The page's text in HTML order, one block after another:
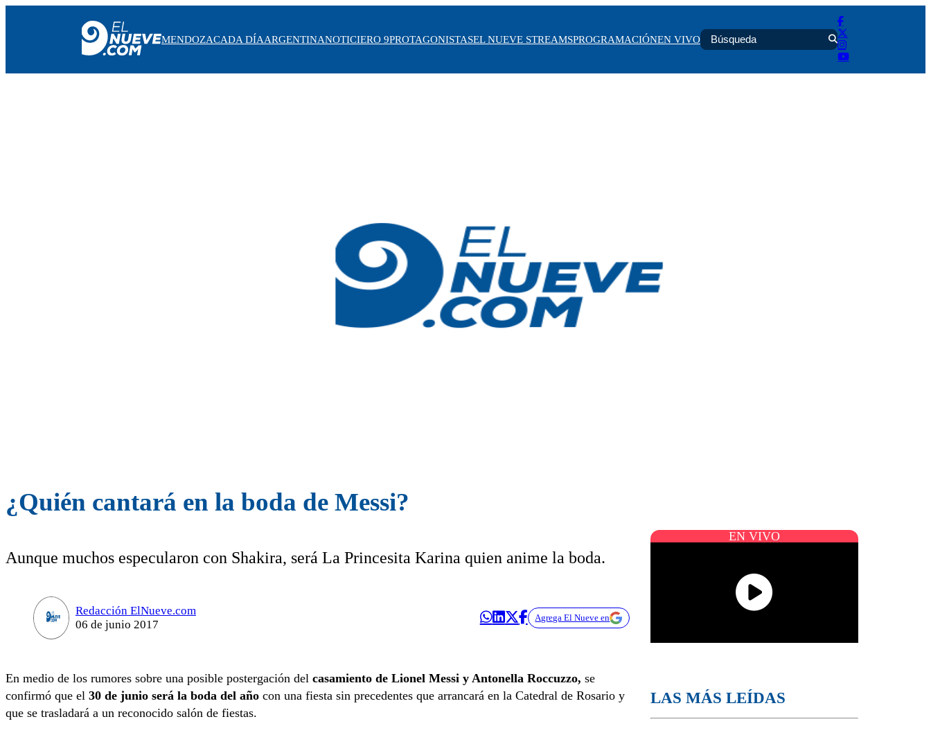
MENDOZACADA DÍAARGENTINANOTICIERO 9PROTAGONISTASEL NUEVE STREAMSPROGRAMACIÓNEN VIVO
¿Quién cantará en la boda de Messi?
Aunque muchos especularon con Shakira, será La Princesita Karina quien anime la boda.
Redacción ElNueve.com
06 de junio 2017
Agrega El Nueve en
En medio de los rumores sobre una posible postergación del casamiento de Lionel Messi y Antonella Roccuzzo, se
confirmó que el 30 de junio será la boda del año con una fiesta sin precedentes que arrancará en la Catedral de Rosario y
que se trasladará a un reconocido salón de fiestas.
EN VIVO
LAS MÁS LEÍDAS